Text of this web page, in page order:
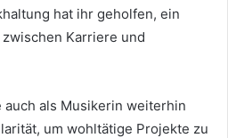
hat ihr geholfen, ein
Karriere und
auch als Musikerin weiterhin
um wohltätige Projekte zu